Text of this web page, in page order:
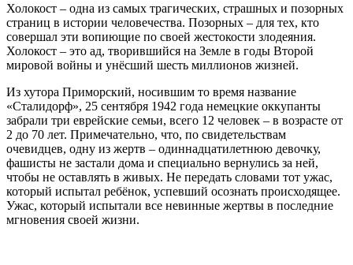
Холокост – одна из самых трагических, страшных и позорных
страниц в истории человечества. Позорных – для тех, кто
совершал эти вопиющие по своей жестокости злодеяния.
Холокост – это ад, творившийся на Земле в годы Второй
мировой войны и унёсший шесть миллионов жизней.
Из хутора Приморский, носившим то время название
«Сталидорф», 25 сентября 1942 года немецкие оккупанты
забрали три еврейские семьи, всего 12 человек – в возрасте от
2 до 70 лет. Примечательно, что, по свидетельствам
очевидцев, одну из жертв – одиннадцатилетнюю девочку,
фашисты не застали дома и специально вернулись за ней,
чтобы не оставлять в живых. Не передать словами тот ужас,
который испытал ребёнок, успевший осознать происходящее.
Ужас, который испытали все невинные жертвы в последние
мгновения своей жизни.